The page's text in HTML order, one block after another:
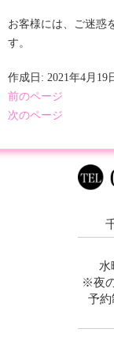
お客様には、ご迷惑
す。
作成日: 2021年4月19
前のページ
次のページ
水
※夜
予約